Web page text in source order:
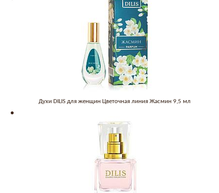
Духи DILIS для женщин Цветочная линия Жасмин 9,5 мл